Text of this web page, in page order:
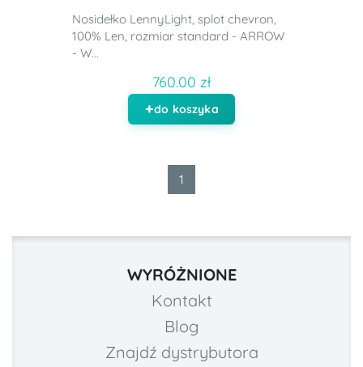
Nosidełko LennyLight, splot chevron,
100% Len, rozmiar standard - ARROW
- W...
760.00 zł
do koszyka
1
WYRÓŻNIONE
Kontakt
Blog
Znajdź dystrybutora